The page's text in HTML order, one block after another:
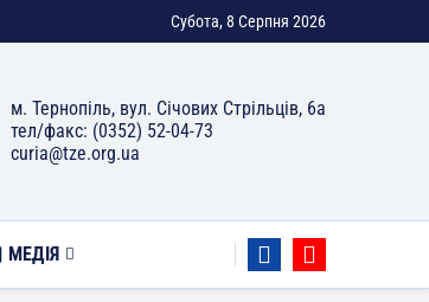
Субота, 8 Серпня 2026
м. Тернопіль, вул. Січових Стрільців, 6а
тел/факс: (0352) 52-04-73
curia@tze.org.ua
МЕДІЯ